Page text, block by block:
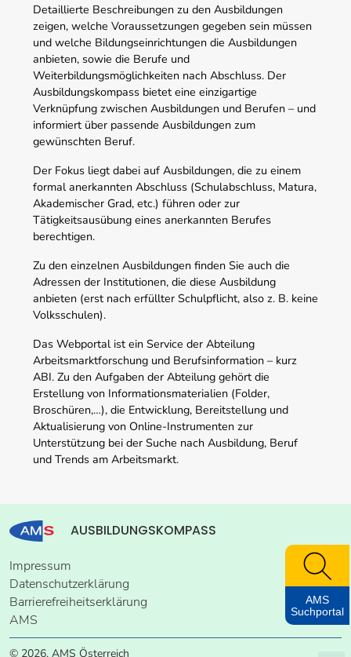
Detaillierte Beschreibungen zu den Ausbildungen
zeigen, welche Voraussetzungen gegeben sein müssen
und welche Bildungseinrichtungen die Ausbildungen
anbieten, sowie die Berufe und
Weiterbildungsmöglichkeiten nach Abschluss. Der
Ausbildungskompass bietet eine einzigartige
Verknüpfung zwischen Ausbildungen und Berufen – und
informiert über passende Ausbildungen zum
gewünschten Beruf.
Der Fokus liegt dabei auf Ausbildungen, die zu einem
formal anerkannten Abschluss (Schulabschluss, Matura,
Akademischer Grad, etc.) führen oder zur
Tätigkeitsausübung eines anerkannten Berufes
berechtigen.
Zu den einzelnen Ausbildungen finden Sie auch die
Adressen der Institutionen, die diese Ausbildung
anbieten (erst nach erfüllter Schulpflicht, also z. B. keine
Volksschulen).
Das Webportal ist ein Service der Abteilung
Arbeitsmarktforschung und Berufsinformation – kurz
ABI. Zu den Aufgaben der Abteilung gehört die
Erstellung von Informationsmaterialien (Folder,
Broschüren,…), die Entwicklung, Bereitstellung und
Aktualisierung von Online-Instrumenten zur
Unterstützung bei der Suche nach Ausbildung, Beruf
und Trends am Arbeitsmarkt.
AUSBILDUNGSKOMPASS
Impressum
Datenschutzerklärung
Barrierefreiheitserklärung
AMS
© 2026, AMS Österreich
AMS
Suchportal